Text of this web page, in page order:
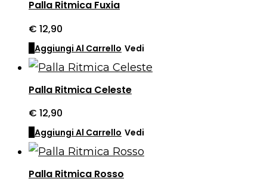
Palla Ritmica Fuxia
€ 12,90
Aggiungi Al Carrello Vedi
Palla Ritmica Celeste
€ 12,90
Aggiungi Al Carrello Vedi
Palla Ritmica Rosso